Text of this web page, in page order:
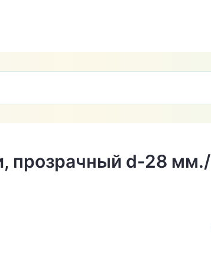
прозрачный d-28 мм./